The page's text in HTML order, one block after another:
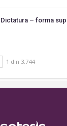
Dictatura – forma
1 din 3.744